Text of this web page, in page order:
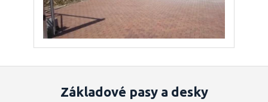
Základové pasy a desky